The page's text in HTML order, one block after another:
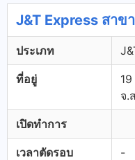
J&T Express สาข
ประเภท
ที่อยู่
จ.
เปิดทำการ
เวลาตัดรอบ -